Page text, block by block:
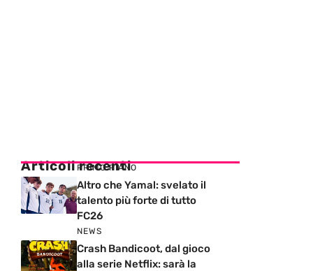
Articoli recenti
PRIMO PIANO
Altro che Yamal: svelato il
talento più forte di tutto
FC26
NEWS
Crash Bandicoot, dal gioco
alla serie Netflix: sarà la